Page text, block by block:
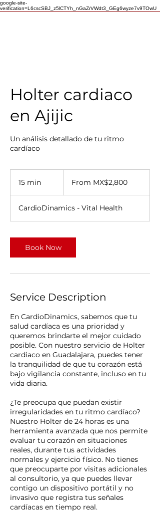
google-site-
verification=L6cscSBJ_z5lCTYh_nGaZrVWdt3_GEg6wyze7v9TOwU
Holter cardiaco
en Ajijic
Un análisis detallado de tu ritmo
cardíaco
15 min
i
n
Mexican
From MX$2,800
CardioDinamics - Vital Health
Book Now
Service Description
En CardioDinamics, sabemos que tu
salud cardíaca es una prioridad y
queremos brindarte el mejor cuidado
posible. Con nuestro servicio de Holter
cardiaco en Guadalajara, puedes tener
la tranquilidad de que tu corazón está
bajo vigilancia constante, incluso en tu
vida diaria.
¿Te preocupa que puedan existir
irregularidades en tu ritmo cardíaco?
Nuestro Holter de 24 horas es una
herramienta avanzada que nos permite
evaluar tu corazón en situaciones
reales, durante tus actividades
normales y ejercicio físico. No tienes
que preocuparte por visitas adicionales
al consultorio, ya que puedes llevar
contigo un dispositivo portátil y no
invasivo que registra tus señales
cardíacas en tiempo real.